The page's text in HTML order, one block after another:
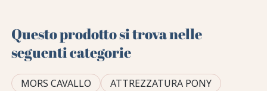
Questo prodotto si trova nelle
seguenti categorie
MORS CAVALLO
ATTREZZATURA PONY